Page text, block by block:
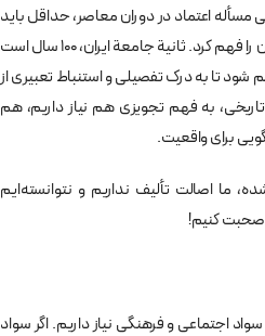
مسأله اعتماد در دوران معاصر،‌ حداقل باید
سال‌ها به عقب برگشت و همة آن دوران را فهم کرد. ثانیة جامعة ایران، 100 سال است
شود تا به درک تفصیلی و استنباط تعبیری از
به فهم تجویزی هم نیاز داریم، هم
برای واقعیت.
ما اصالت تألیف نداریم و نتوانسته‌ایم
صحبت کنیم!
اجتماعی و فرهنگی نیاز داریم. اگر سواد